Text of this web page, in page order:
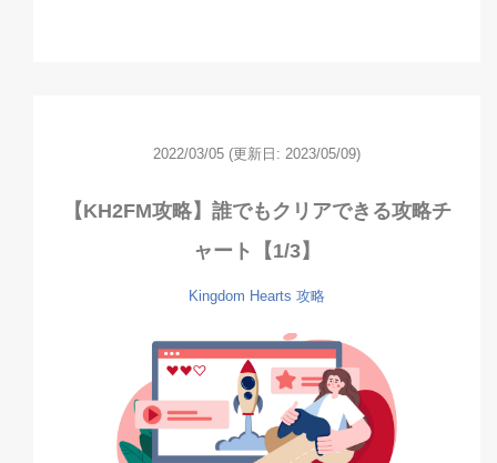
2022/03/05 (更新日: 2023/05/09)
【KH2FM攻略】誰でもクリアできる攻略チ
ャート【1/3】
Kingdom Hearts 攻略